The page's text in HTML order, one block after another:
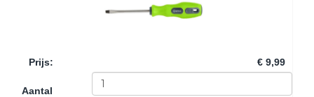
Prijs: € 9,99
Aantal